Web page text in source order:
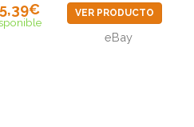
VER PRODUCTO
eBay